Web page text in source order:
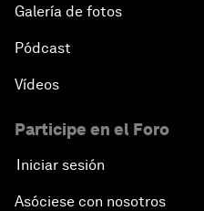
Galería de fotos
Pódcast
Vídeos
Participe en el Foro
Iniciar sesión
Asóciese con nosotros